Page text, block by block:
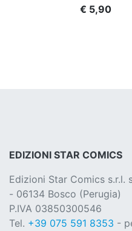
€ 5,90
EDIZIONI STAR COMICS
Edizioni Star Comics s.r.l.
- 06134 Bosco (Perugia)
P.IVA 03850300546
Tel. +39 075 591 8353 -